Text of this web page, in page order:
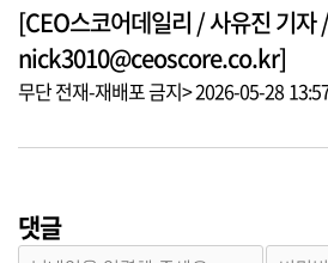
[CEO스코어데일리 / 사유진 기자
nick3010@ceoscore.co.kr]
무단 전재-재배포 금지> 2026-05-28
댓글